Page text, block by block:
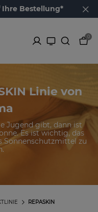
Ihre Bestellung*
0
Linie von
Jugend gibt, dann ist
Es ist wichtig, das
Sonnenschutzmittel zu
REPASKIN